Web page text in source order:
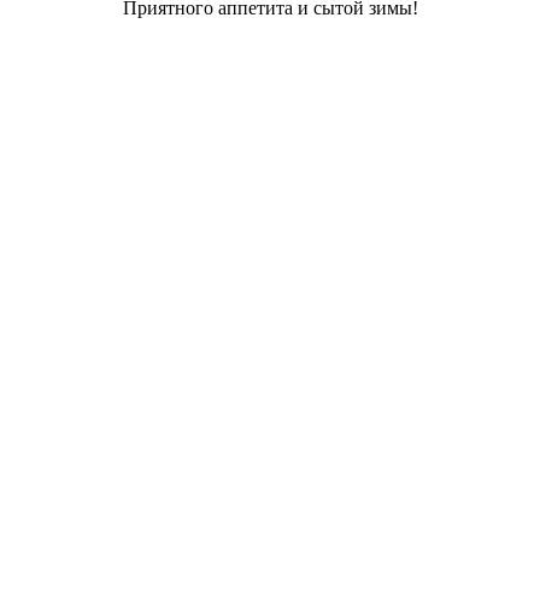
Приятного аппетита и сытой зимы!